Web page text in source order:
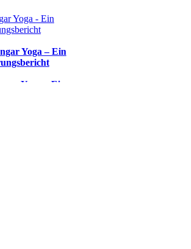
Yoga – Ein
Yoga – Ein